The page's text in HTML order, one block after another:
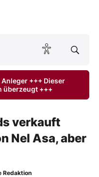
ONLINE lesen
+++ Dieser
überzeugt +++
verkauft
Nel Asa, aber
Redaktion